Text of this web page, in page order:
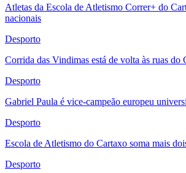
Atletas da Escola de Atletismo Correr+ do
nacionais
Desporto
Corrida das Vindimas está de volta às ruas do
Desporto
Gabriel Paula é vice-campeão europeu
Desporto
Escola de Atletismo do Cartaxo soma mais
Desporto